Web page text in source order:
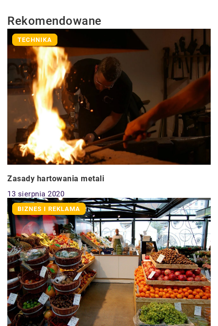
Rekomendowane
TECHNIKA
Zasady hartowania metali
13 sierpnia 2020
BIZNES I REKLAMA